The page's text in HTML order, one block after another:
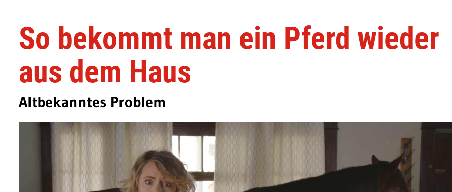
So bekommt man ein Pferd wieder
aus dem Haus
Altbekanntes Problem